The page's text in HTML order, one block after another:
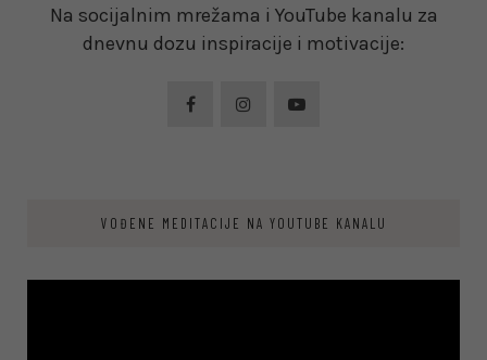
Na socijalnim mrežama i YouTube kanalu za
dnevnu dozu inspiracije i motivacije:
VOĐENE MEDITACIJE NA YOUTUBE KANALU